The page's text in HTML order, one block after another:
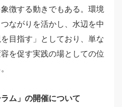
徴する動きでもある。環境
ながりを活かし、水辺を中
目指す」としており、単な
を促す実践の場としての位
ム」の開催について